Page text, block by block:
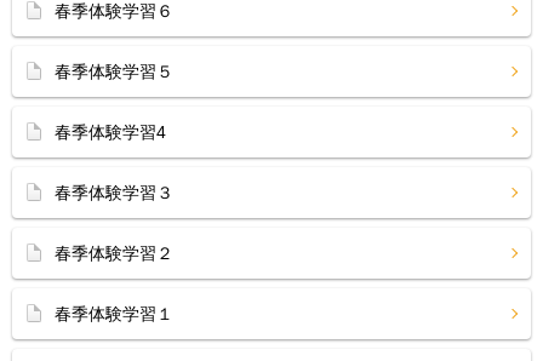
春季体験学習６
春季体験学習５
春季体験学習4
春季体験学習３
春季体験学習２
春季体験学習１